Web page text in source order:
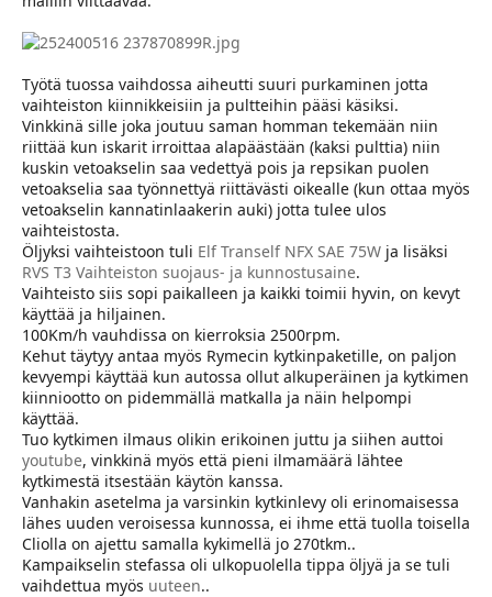
Työtä tuossa vaihdossa aiheutti suuri purkaminen jotta
vaihteiston kiinnikkeisiin ja pultteihin pääsi käsiksi.
Vinkkinä sille joka joutuu saman homman tekemään niin
riittää kun iskarit irroittaa alapäästään (kaksi pulttia) niin
kuskin vetoakselin saa vedettyä pois ja repsikan puolen
vetoakselia saa työnnettyä riittävästi oikealle (kun ottaa myös
vetoakselin kannatinlaakerin auki) jotta tulee ulos
vaihteistosta.
Öljyksi vaihteistoon tuli Elf Tranself NFX SAE 75W ja lisäksi
RVS T3 Vaihteiston suojaus- ja kunnostusaine.
Vaihteisto siis sopi paikalleen ja kaikki toimii hyvin, on kevyt
käyttää ja hiljainen.
100Km/h vauhdissa on kierroksia 2500rpm.
Kehut täytyy antaa myös Rymecin kytkinpaketille, on paljon
kevyempi käyttää kun autossa ollut alkuperäinen ja kytkimen
kiinniootto on pidemmällä matkalla ja näin helpompi
käyttää.
Tuo kytkimen ilmaus olikin erikoinen juttu ja siihen auttoi
youtube, vinkkinä myös että pieni ilmamäärä lähtee
kytkimestä itsestään käytön kanssa.
Vanhakin asetelma ja varsinkin kytkinlevy oli erinomaisessa
lähes uuden veroisessa kunnossa, ei ihme että tuolla toisella
Cliolla on ajettu samalla kykimellä jo 270tkm..
Kampaikselin stefassa oli ulkopuolella tippa öljyä ja se tuli
vaihdettua myös uuteen..